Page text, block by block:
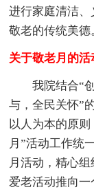
进行家庭清洁
敬老的传统美德
关于敬老月的活
我院结合“
与，全民关怀”
以人为本的原
月”活动工作统
月活动，精心
爱老活动推向